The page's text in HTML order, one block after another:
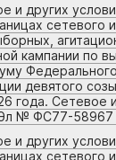
и других
сетевого
кампании по
девятого
года. Сетевое
№ ФС77-58967
и других
сетевого